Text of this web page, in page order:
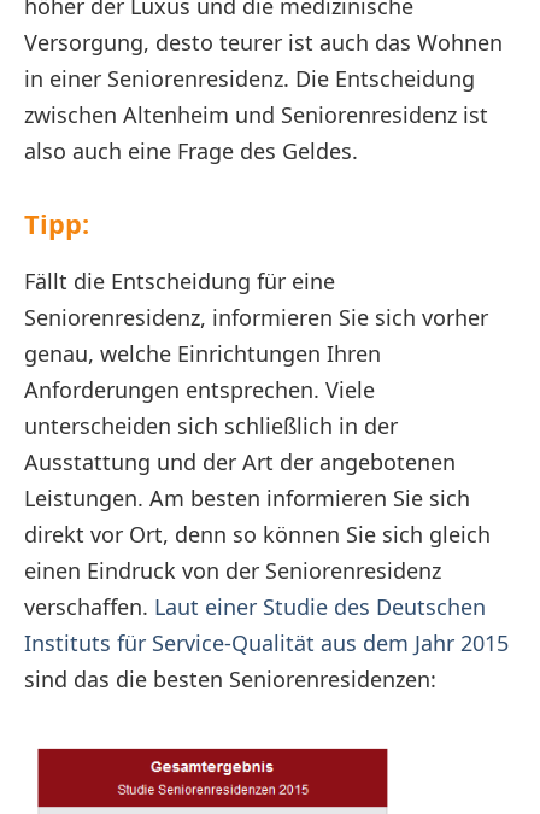
höher der Luxus und die medizinische
Versorgung, desto teurer ist auch das Wohnen
in einer Seniorenresidenz. Die Entscheidung
zwischen Altenheim und Seniorenresidenz ist
also auch eine Frage des Geldes.
Tipp:
Fällt die Entscheidung für eine
Seniorenresidenz, informieren Sie sich vorher
genau, welche Einrichtungen Ihren
Anforderungen entsprechen. Viele
unterscheiden sich schließlich in der
Ausstattung und der Art der angebotenen
Leistungen. Am besten informieren Sie sich
direkt vor Ort, denn so können Sie sich gleich
einen Eindruck von der Seniorenresidenz
verschaffen. Laut einer Studie des Deutschen
Instituts für Service-Qualität aus dem Jahr 2015
sind das die besten Seniorenresidenzen: